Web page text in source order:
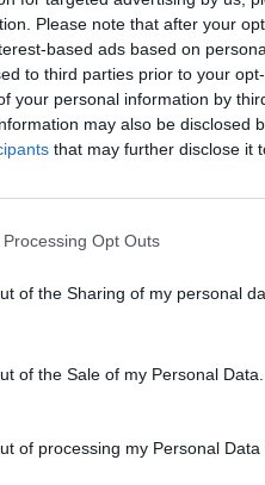
Please note that after your
based ads based on
to third parties prior to your
your personal information by
may also be disclosed
that may further disclose it
Opt Outs
of the Sharing of my personal
of the Sale of my Personal Data.
of processing my Personal Data
kezdte el az új